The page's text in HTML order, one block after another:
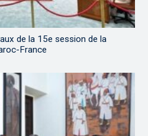
de la 15e session de la
France